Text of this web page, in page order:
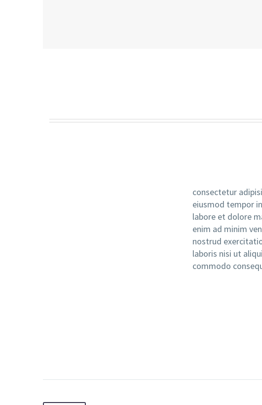
consectetur
eiusmod tempor
labore et dolore
enim ad minim
nostrud
laboris nisi ut
commodo